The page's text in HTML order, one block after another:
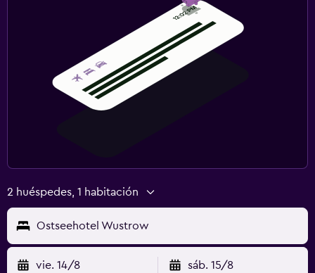
2 huéspedes, 1 habitación
Ostseehotel Wustrow
vie. 14/8 sáb. 15/8